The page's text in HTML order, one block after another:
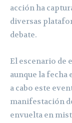
acción ha
diversas
debate.
El escenario de
aunque la fecha
a cabo este
manifestación
envuelta en